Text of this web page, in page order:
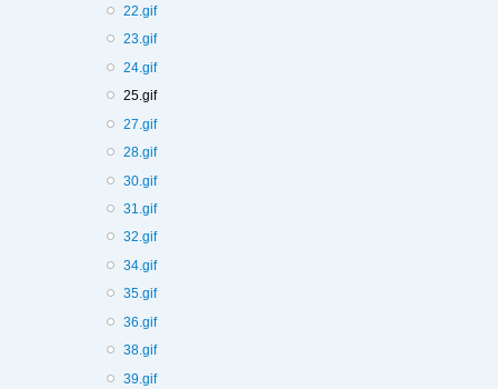
22.gif
23.gif
24.gif
25.gif
27.gif
28.gif
30.gif
31.gif
32.gif
34.gif
35.gif
36.gif
38.gif
39.gif